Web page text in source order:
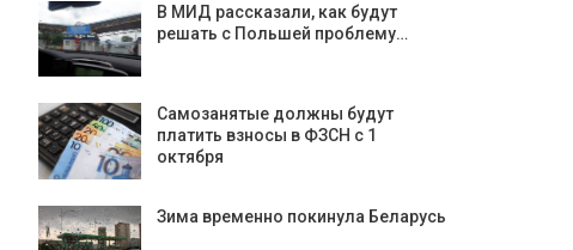
В МИД рассказали, как будут
решать с Польшей проблему…
Самозанятые должны будут
платить взносы в ФЗСН с 1
октября
Зима временно покинула Беларусь